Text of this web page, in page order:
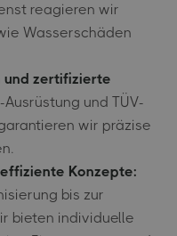
reagieren wir
Wasserschäden
und zertifizierte
und TÜV-
wir präzise
Konzepte:
bis zur
bieten individuelle